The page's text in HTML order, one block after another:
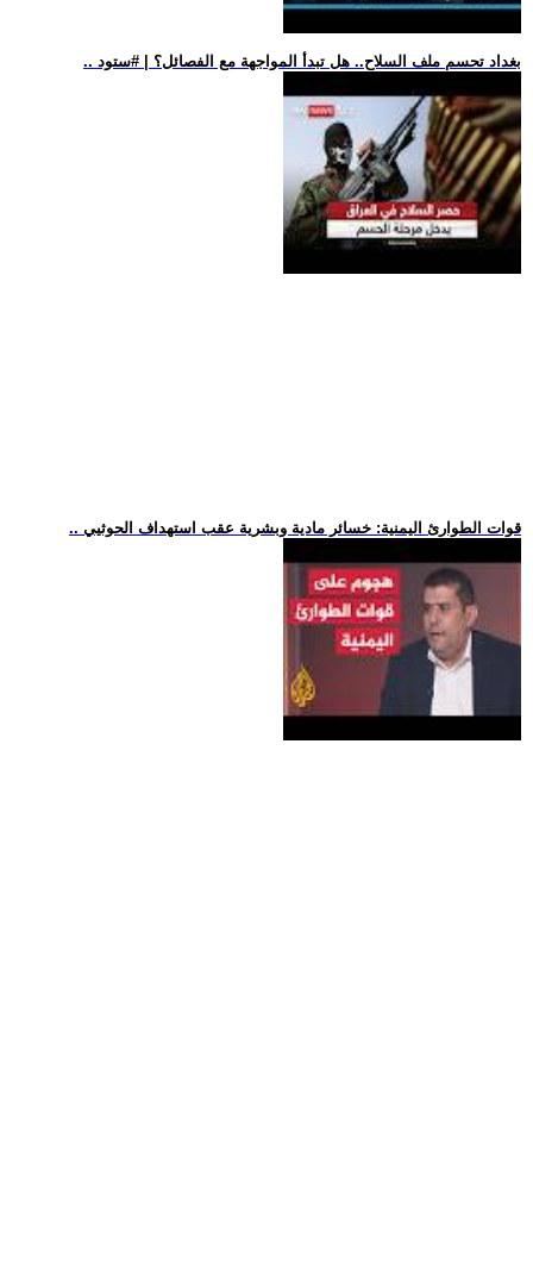
.. بغداد تحسم ملف السلاح.. هل تبدأ المواجهة مع الفصائل؟ | #ستود
.. قوات الطوارئ اليمنية: خسائر مادية وبشرية عقب استهداف الحوثيي